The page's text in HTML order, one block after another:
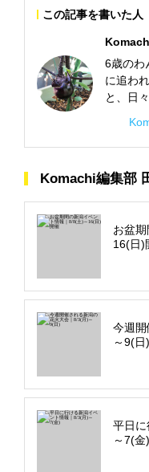
この記事を書いた人
6歳のわ
に追わ
と、日
Komachi編集部
お盆
16(日)
今週
～9(日)
平日
～7(金)